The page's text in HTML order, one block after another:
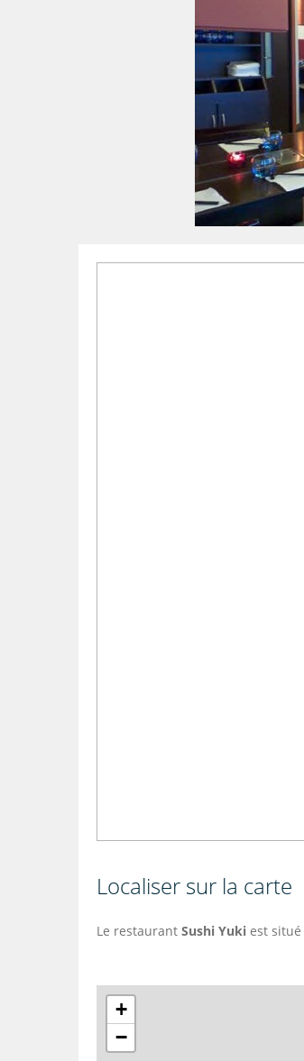
Localiser sur la carte
Le restaurant Sushi Yuki est situé
+
−